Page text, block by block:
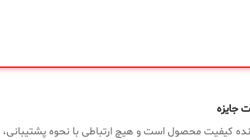
سایز متوسط
جایزه
کیفیت محصول است و هیچ ارتباطی با نحوه پشتیبانی،